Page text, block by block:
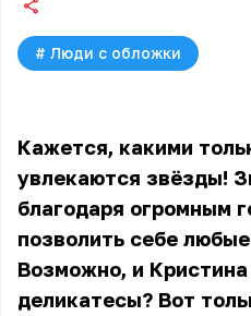
# Люди с обложки
Кажется, какими
увлекаются звёзды!
благодаря огромным
позволить себе
Возможно, и
деликатесы? Вот